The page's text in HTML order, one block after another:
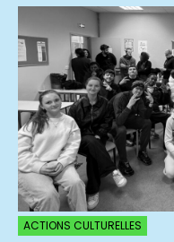
ACTIONS CULTURELLES